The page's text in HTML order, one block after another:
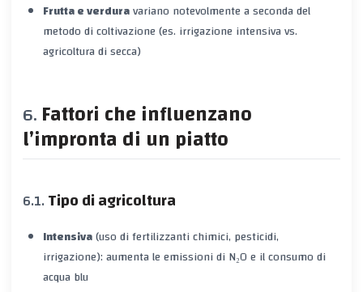
Frutta e verduravariano notevolmente a seconda del
metodo di coltivazione (es. irrigazione intensiva vs.
agricoltura di secca)
Fattori che influenzano
l’impronta di un piatto
Tipo di agricoltura
Intensiva(uso di fertilizzanti chimici, pesticidi,
irrigazione): aumenta le emissioni di N₂O e il consumo di
acqua blu